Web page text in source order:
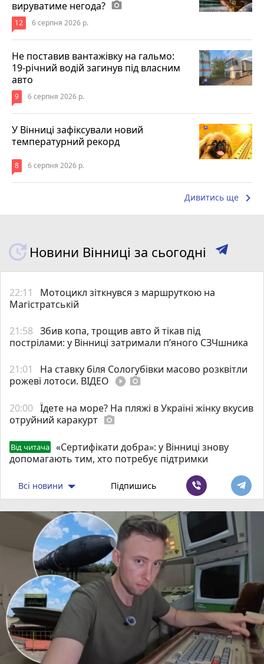
вируватиме негода? photo_camera
12 6 серпня 2026 р.
Не поставив вантажівку на гальмо:
19-річний водій загинув під власним
авто
9 6 серпня 2026 р.
У Вінниці зафіксували новий
температурний рекорд
8 6 серпня 2026 р.
Дивитись ще keyboard_arrow_right
Новини Вінниці за сьогодні
22:11
Мотоцикл зіткнувся з маршруткою на
Магістратській
21:58 Збив копа, трощив авто й тікав під
пострілами: у Вінниці затримали п’яного СЗЧшника
21:01
На ставку біля Сологубівки масово розквітли
рожеві лотоси. ВІДЕО play_circle_filled photo_camera
20:00 Їдете на море? На пляжі в Україні жінку вкусив
отруйний каракурт photo_camera
Від читача
«Сертифікати добра»: у Вінниці знову
допомагають тим, хто потребує підтримки
Всі новини Підпишись